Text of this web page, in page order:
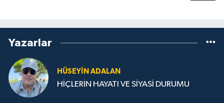
Yazarlar
HÜSEYIN ADALAN
HİÇLERİN HAYATI VE SİYASİ DURUMU